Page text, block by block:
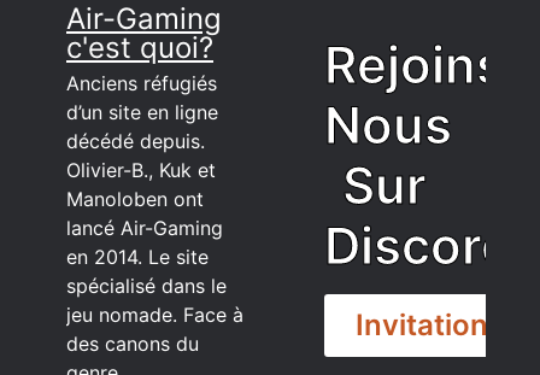
Air-Gaming
c'est quoi?
Anciens réfugiés
d’un site en ligne
décédé depuis.
Olivier-B., Kuk et
Manoloben ont
lancé Air-Gaming
en 2014. Le site
spécialisé dans le
jeu nomade. Face à
des canons du
Rejoins
Nous
Sur
Discord
Invitation